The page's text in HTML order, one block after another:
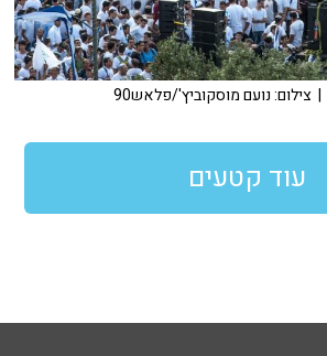
| צילום: נועם מוסקוביץ'/פלאש90
עוד קטעים